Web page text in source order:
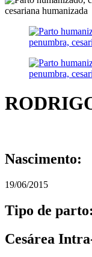
Nascimento:
19/06/2015
Tipo de parto:
Cesárea